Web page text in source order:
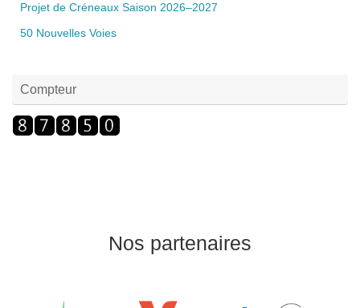
Projet de Créneaux Saison 2026–2027
50 Nouvelles Voies
Compteur
Nos partenaires